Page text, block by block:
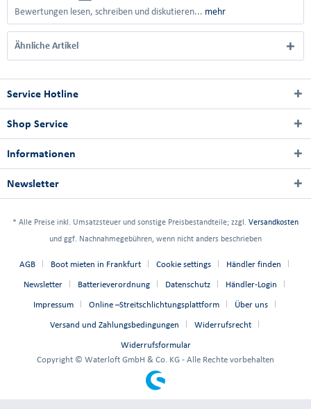
Bewertungen lesen, schreiben und diskutieren... mehr
Ähnliche Artikel
Service Hotline
Shop Service
Informationen
Newsletter
* Alle Preise inkl. Umsatzsteuer und sonstige Preisbestandteile; zzgl. Versandkosten
und ggf. Nachnahmegebühren, wenn nicht anders beschrieben
AGB Boot mieten in Frankfurt Cookie settings Händler finden
Newsletter Batterieverordnung Datenschutz Händler-Login
Impressum Online –Streitschlichtungsplattform Über uns
Versand und Zahlungsbedingungen Widerrufsrecht
Widerrufsformular
Copyright © Waterloft GmbH & Co. KG - Alle Rechte vorbehalten